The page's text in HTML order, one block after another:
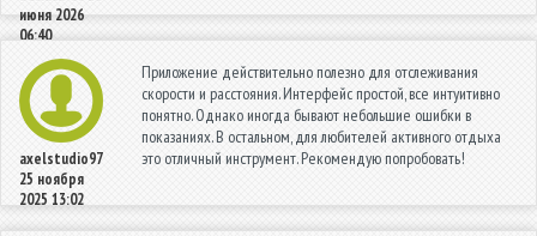
июня 2026
06:40
axelstudio97
25 ноября
2025 13:02
Приложение действительно полезно для отслеживания
скорости и расстояния. Интерфейс простой, все интуитивно
понятно. Однако иногда бывают небольшие ошибки в
показаниях. В остальном, для любителей активного отдыха
это отличный инструмент. Рекомендую попробовать!